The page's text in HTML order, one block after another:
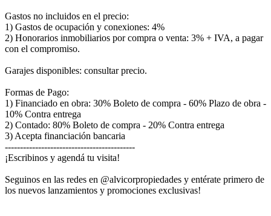
Gastos no incluidos en el precio:
1) Gastos de ocupación y conexiones: 4%
2) Honorarios inmobiliarios por compra o venta: 3% + IVA, a pagar
con el compromiso.
Garajes disponibles: consultar precio.
Formas de Pago:
1) Financiado en obra: 30% Boleto de compra - 60% Plazo de obra -
10% Contra entrega
2) Contado: 80% Boleto de compra - 20% Contra entrega
3) Acepta financiación bancaria
-------------------------------------------
¡Escribinos y agendá tu visita!
Seguinos en las redes en @alvicorpropiedades y entérate primero de
los nuevos lanzamientos y promociones exclusivas!